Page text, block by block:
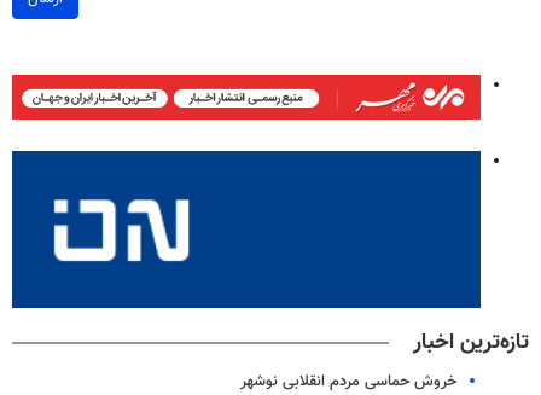
تازه‌ترین اخبار
خروش حماسی مردم انقلابی نوشهر